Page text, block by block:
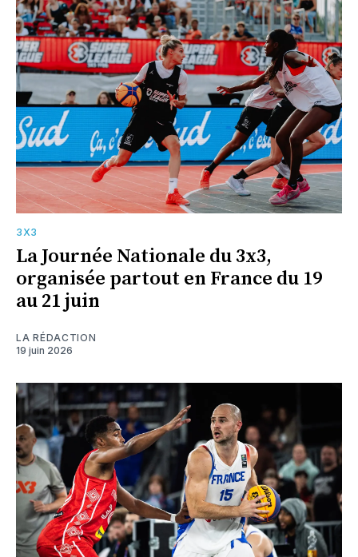
3X3
La Journée Nationale du 3x3,
organisée partout en France du 19
au 21 juin
LA RÉDACTION
19 juin 2026